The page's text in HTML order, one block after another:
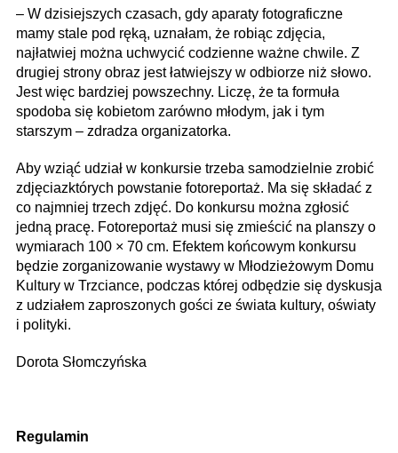
– W dzisiejszych czasach, gdy aparaty fotograficzne
mamy stale pod ręką, uznałam, że robiąc zdjęcia,
najłatwiej można uchwycić codzienne ważne chwile. Z
drugiej strony obraz jest łatwiejszy w odbiorze niż słowo.
Jest więc bardziej powszechny. Liczę, że ta formuła
spodoba się kobietom zarówno młodym, jak i tym
starszym – zdradza organizatorka.
Aby wziąć udział w konkursie trzeba samodzielnie zrobić
zdjęciazktórych powstanie fotoreportaż. Ma się składać z
co najmniej trzech zdjęć. Do konkursu można zgłosić
jedną pracę. Fotoreportaż musi się zmieścić na planszy o
wymiarach 100 × 70 cm. Efektem końcowym konkursu
będzie zorganizowanie wystawy w Młodzieżowym Domu
Kultury w Trzciance, podczas której odbędzie się dyskusja
z udziałem zaproszonych gości ze świata kultury, oświaty
i polityki.
Dorota Słomczyńska
Regulamin